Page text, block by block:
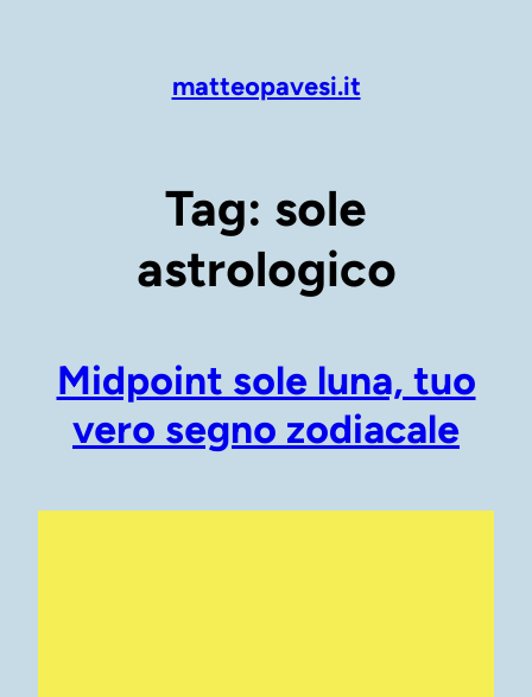
matteopavesi.it
Tag: sole
astrologico
Midpoint sole luna, tuo
vero segno zodiacale